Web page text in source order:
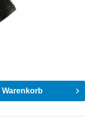
Warenkorb